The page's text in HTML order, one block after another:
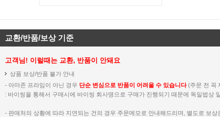
교환/반품/보상 기준
고객님! 이럴때는 교환, 반품이 안돼요
상품 보상/반품 불가 안내
- 아마존 프라임이 아닌 경우 단순 변심으로 반품이 어려울 수 있습니다(주문 전 꼭
: 바이씽을 통해서 구매시에 바이씽 회사명으로 구매가 진행되기 때문에 독일법
- 판매처의 상황에 따라 지연되는 건의 경우 주문메모로 안내해드리며, 별도로 보상